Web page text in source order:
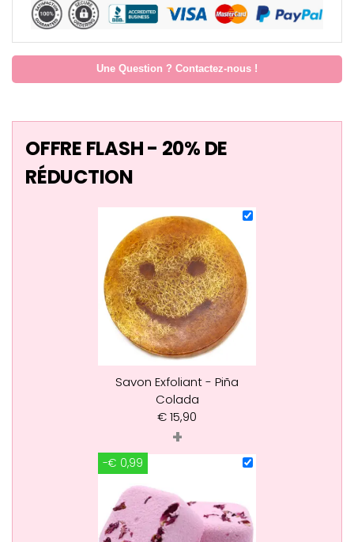
Une Question ? Contactez-nous !
OFFRE FLASH - 20% DE
RÉDUCTION
Savon Exfoliant - Piña
Colada
€15,90
+
-€ 0,99